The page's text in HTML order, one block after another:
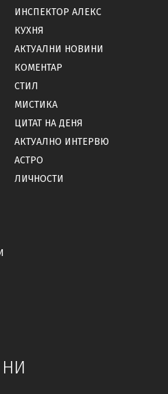
ИНСПЕКТОР АЛЕКС
КУХНЯ
АКТУАЛНИ НОВИНИ
КОМЕНТАР
СТИЛ
МИСТИКА
ЦИТАТ НА ДЕНЯ
АКТУАЛНО ИНТЕРВЮ
АСТРО
ЛИЧНОСТИ